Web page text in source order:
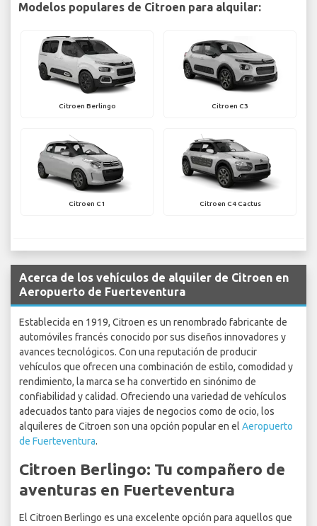
Modelos populares de Citroen para alquilar:
Citroen Berlingo Citroen C3
Citroen C1 Citroen C4 Cactus
Acerca de los vehículos de alquiler de Citroen en
Aeropuerto de Fuerteventura
Establecida en 1919, Citroen es un renombrado fabricante de
automóviles francés conocido por sus diseños innovadores y
avances tecnológicos. Con una reputación de producir
vehículos que ofrecen una combinación de estilo, comodidad y
rendimiento, la marca se ha convertido en sinónimo de
confiabilidad y calidad. Ofreciendo una variedad de vehículos
adecuados tanto para viajes de negocios como de ocio, los
alquileres de Citroen son una opción popular en el Aeropuerto
de Fuerteventura.
Citroen Berlingo: Tu compañero de
aventuras en Fuerteventura
El Citroen Berlingo es una excelente opción para aquellos que